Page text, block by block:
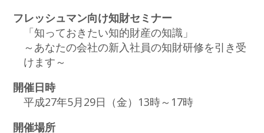
フレッシュマン向け知財セミナー
「知っておきたい知的財産の知識」
～あなたの会社の新入社員の知財研修を引き受
けます～
開催日時
平成27年5月29日（金）13時～17時
開催場所